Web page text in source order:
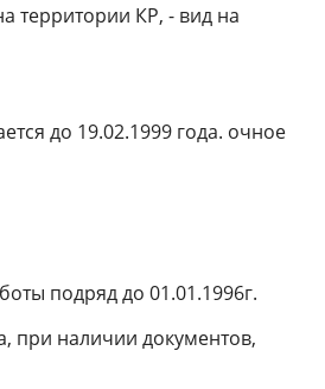
территории КР, - вид на
до 19.02.1999 года. очное
подряд до 01.01.1996г.
при наличии документов,